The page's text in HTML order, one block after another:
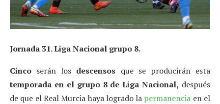
Jornada 31. Liga Nacional grupo 8.
Cinco serán los descensos que se producirán esta
temporada en el grupo 8 de Liga Nacional, después
de que el Real Murcia haya logrado la permanencia en el